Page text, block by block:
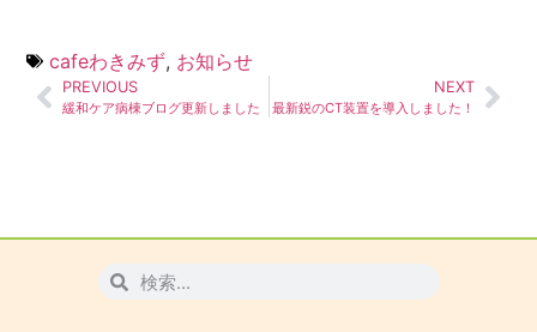
cafeわきみず, お知らせ
PREVIOUS
緩和ケア病棟ブログ更新しました
NEXT
最新鋭のCT装置を導入しました！